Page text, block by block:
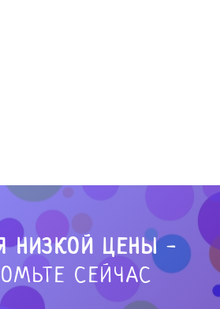
НИЗКОЙ ЦЕНЫ-
СЕЙЧАС